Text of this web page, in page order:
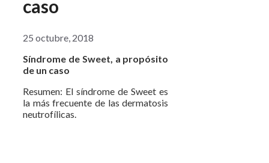
caso
25 octubre, 2018
Síndrome de Sweet, a propósito
de un caso
Resumen: El síndrome de Sweet es
la más frecuente de las dermatosis
neutrofílicas.